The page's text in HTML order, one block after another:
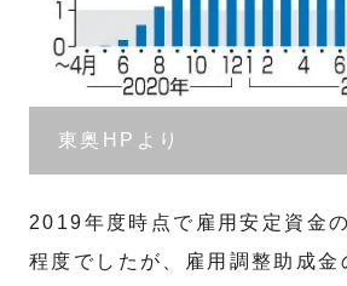
東奥HPより
2019年度時点で雇用安定資金
程度でしたが、雇用調整助成金